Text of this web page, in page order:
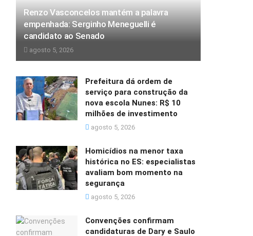
Renzo Vasconcelos mantém a palavra
empenhada: Serginho Meneguelli é
candidato ao Senado
agosto 5, 2026
Prefeitura dá ordem de
serviço para construção da
nova escola Nunes: R$ 10
milhões de investimento
agosto 5, 2026
Homicídios na menor taxa
histórica no ES: especialistas
avaliam bom momento na
segurança
agosto 5, 2026
Convenções confirmam
candidaturas de Dary e Saulo